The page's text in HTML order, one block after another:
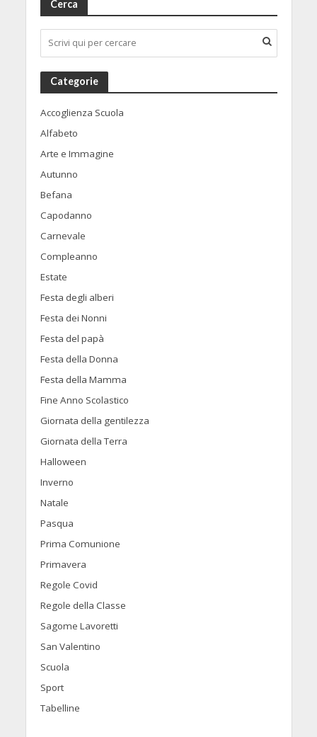
Cerca
Categorie
Accoglienza Scuola
Alfabeto
Arte e Immagine
Autunno
Befana
Capodanno
Carnevale
Compleanno
Estate
Festa degli alberi
Festa dei Nonni
Festa del papà
Festa della Donna
Festa della Mamma
Fine Anno Scolastico
Giornata della gentilezza
Giornata della Terra
Halloween
Inverno
Natale
Pasqua
Prima Comunione
Primavera
Regole Covid
Regole della Classe
Sagome Lavoretti
San Valentino
Scuola
Sport
Tabelline